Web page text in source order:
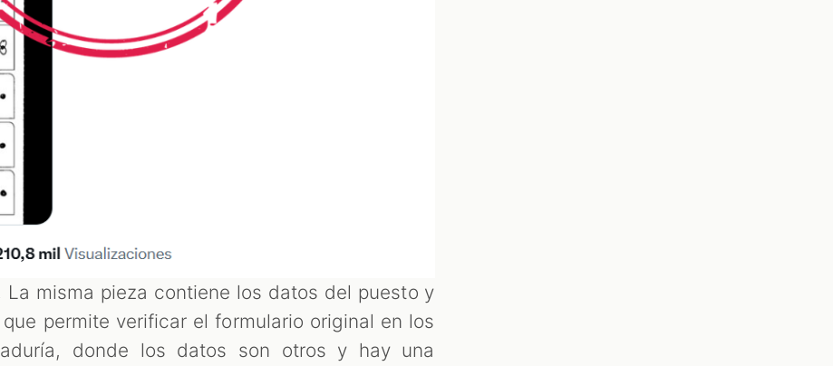
La misma pieza contiene los datos del puesto y
permite verificar el formulario original en los
donde los datos son otros y hay una